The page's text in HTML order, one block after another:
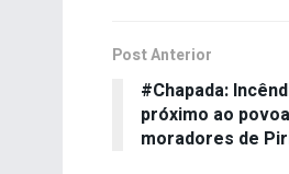
Post Anterior
#Chapada:
próximo ao
moradores de